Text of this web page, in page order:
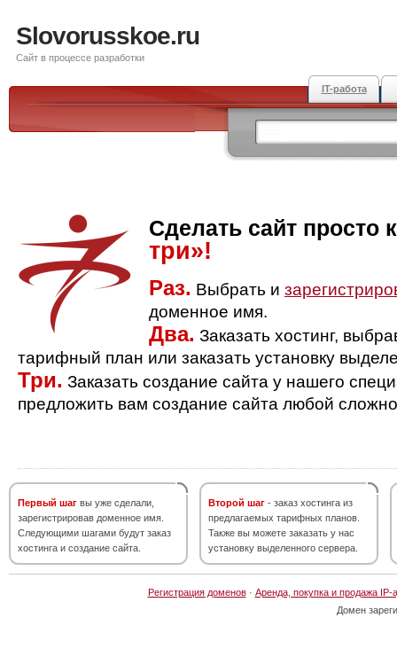
Slovorusskoe.ru
Сайт в процессе разработки
IT-работа
Сделать сайт просто
три»!
Раз. Выбрать и
доменное имя.
Два. Заказать хостинг,
тарифный план или заказать установку
Три. Заказать создание сайта у нашего
предложить вам создание сайта любой
Первый шаг вы уже сделали,
зарегистрировав доменное имя.
Следующими шагами будут заказ
хостинга и создание сайта.
Второй шаг - заказ хостинга из
предлагаемых тарифных планов.
Также вы можете заказать у нас
установку выделенного сервера.
Регистрация доменов· Аренда, покупка и продажа IP-
Домен